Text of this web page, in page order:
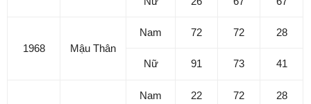
1968 Mậu Thân
Nam 72 72 28
Nữ 91 73 41
Nam 22 72 28